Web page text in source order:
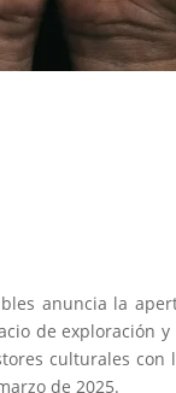
anuncia la
de exploración
culturales
de 2025.